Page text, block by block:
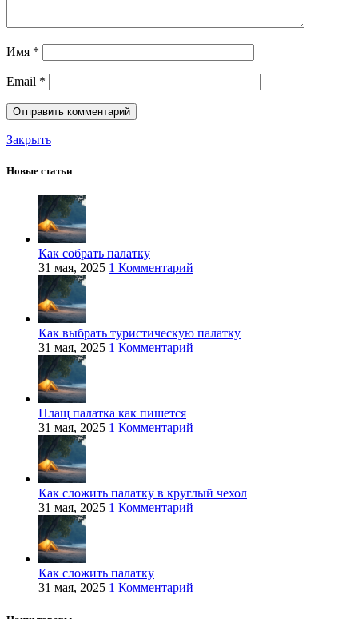
Имя *
Email *
Закрыть
Новые статьи
Как собрать палатку
31 мая, 2025 1 Комментарий
Как выбрать туристическую палатку
31 мая, 2025 1 Комментарий
Плащ палатка как пишется
31 мая, 2025 1 Комментарий
Как сложить палатку в круглый чехол
31 мая, 2025 1 Комментарий
Как сложить палатку
31 мая, 2025 1 Комментарий